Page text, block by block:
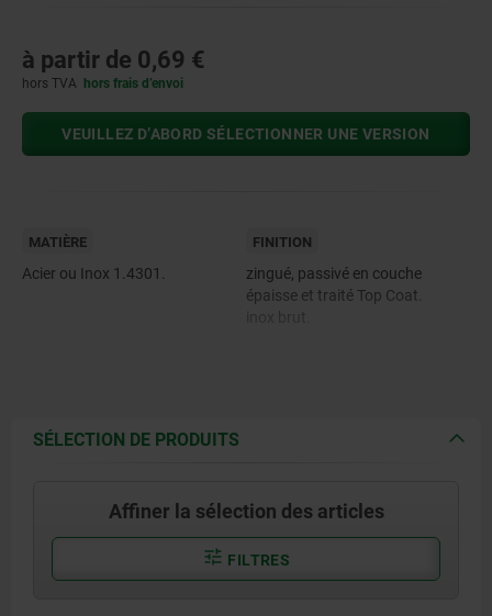
à partir de 0,69 €
hors TVA hors frais d’envoi
VEUILLEZ D’ABORD SÉLECTIONNER UNE VERSION
MATIÈRE
Acier ou Inox 1.4301.
FINITION
zingué, passivé en couche
épaisse et traité Top Coat.
SÉLECTION DE PRODUITS
Affiner la sélection des articles
FILTRES